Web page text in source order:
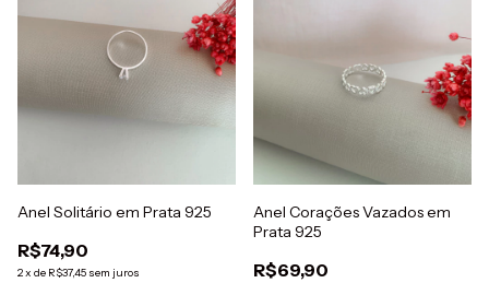
Anel Solitário em Prata 925
R$74,90
2x de R$37,45 sem juros
Anel Corações Vazados em
Prata 925
R$69,90